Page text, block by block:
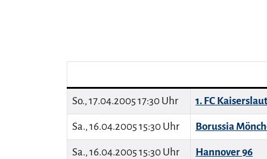
So., 17.04.2005 17:30 Uhr 1. FC
Sa., 16.04.2005 15:30 Uhr Borussia
Sa., 16.04.2005 15:30 Uhr Hannover 96